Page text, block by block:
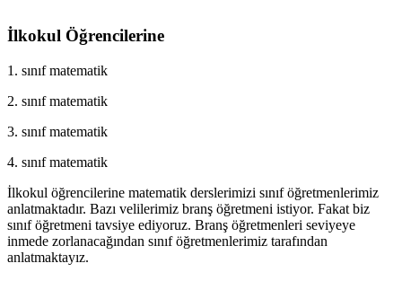
İlkokul Öğrencilerine
1. sınıf matematik
2. sınıf matematik
3. sınıf matematik
4. sınıf matematik
İlkokul öğrencilerine matematik derslerimizi sınıf öğretmenlerimiz
anlatmaktadır. Bazı velilerimiz branş öğretmeni istiyor. Fakat biz
sınıf öğretmeni tavsiye ediyoruz. Branş öğretmenleri seviyeye
inmede zorlanacağından sınıf öğretmenlerimiz tarafından
anlatmaktayız.